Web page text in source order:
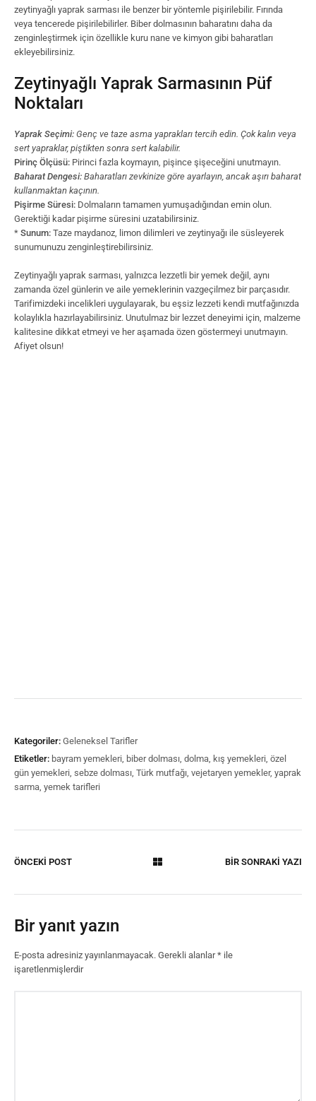
zeytinyağlı yaprak sarması ile benzer bir yöntemle pişirilebilir. Fırında
veya tencerede pişirilebilirler. Biber dolmasının baharatını daha da
zenginleştirmek için özellikle kuru nane ve kimyon gibi baharatları
ekleyebilirsiniz.
Zeytinyağlı Yaprak Sarmasının Püf
Noktaları
Yaprak Seçimi: Genç ve taze asma yaprakları tercih edin. Çok kalın veya
sert yapraklar, piştikten sonra sert kalabilir.
Pirinç Ölçüsü: Pirinci fazla koymayın, pişince şişeceğini unutmayın.
Baharat Dengesi: Baharatları zevkinize göre ayarlayın, ancak aşırı baharat
kullanmaktan kaçının.
Pişirme Süresi: Dolmaların tamamen yumuşadığından emin olun.
Gerektiği kadar pişirme süresini uzatabilirsiniz.
* Sunum: Taze maydanoz, limon dilimleri ve zeytinyağı ile süsleyerek
sunumunuzu zenginleştirebilirsiniz.
Zeytinyağlı yaprak sarması, yalnızca lezzetli bir yemek değil, aynı
zamanda özel günlerin ve aile yemeklerinin vazgeçilmez bir parçasıdır.
Tarifimizdeki incelikleri uygulayarak, bu eşsiz lezzeti kendi mutfağınızda
kolaylıkla hazırlayabilirsiniz. Unutulmaz bir lezzet deneyimi için, malzeme
kalitesine dikkat etmeyi ve her aşamada özen göstermeyi unutmayın.
Afiyet olsun!
Kategoriler: Geleneksel Tarifler
Etiketler: bayram yemekleri, biber dolması, dolma, kış yemekleri, özel
gün yemekleri, sebze dolması, Türk mutfağı, vejetaryen yemekler, yaprak
sarma, yemek tarifleri
ÖNCEKİ POST BİR SONRAKİ YAZI
Bir yanıt yazın
E-posta adresiniz yayınlanmayacak. Gerekli alanlar* ile
işaretlenmişlerdir